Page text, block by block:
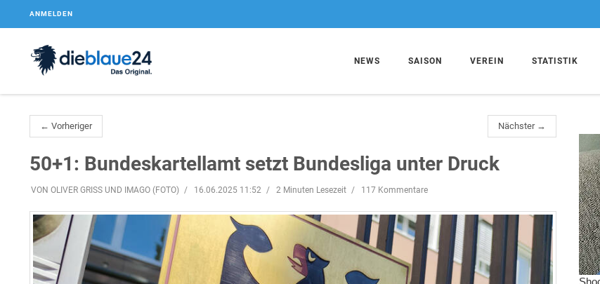
ANMELDEN
NEWS SAISON VEREIN STATISTIK
← Vorheriger Nächster →
50+1: Bundeskartellamt setzt Bundesliga unter Druck
VON OLIVER GRISS UND IMAGO (FOTO) 16.06.2025 11:52 2 Minuten Lesezeit 117 Kommentare